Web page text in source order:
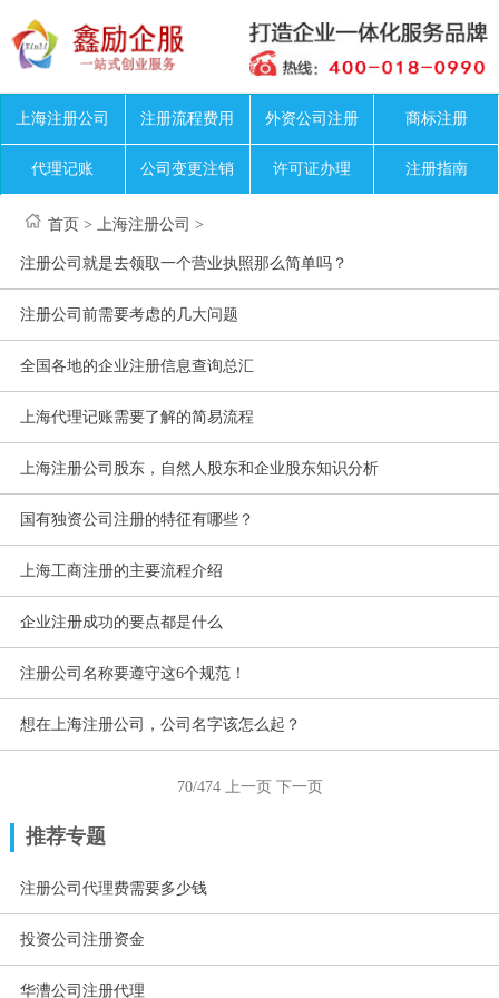
上海注册公司 注册流程费用 外资公司注册 商标注册
代理记账 公司变更注销 许可证办理 注册指南
首页 > 上海注册公司 >
注册公司就是去领取一个营业执照那么简单吗？
注册公司前需要考虑的几大问题
全国各地的企业注册信息查询总汇
上海代理记账需要了解的简易流程
上海注册公司股东，自然人股东和企业股东知识分析
国有独资公司注册的特征有哪些？
上海工商注册的主要流程介绍
企业注册成功的要点都是什么
注册公司名称要遵守这6个规范！
想在上海注册公司，公司名字该怎么起？
70/474 上一页 下一页
推荐专题
注册公司代理费需要多少钱
投资公司注册资金
华漕公司注册代理